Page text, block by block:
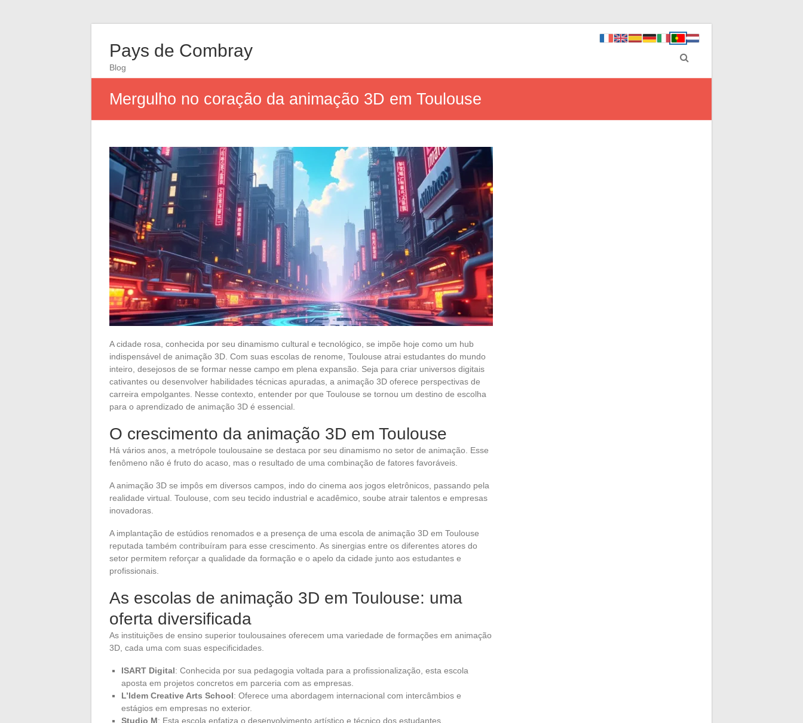
Pays de Combray
Blog
Mergulho no coração da animação 3D em Toulouse
A cidade rosa, conhecida por seu dinamismo cultural e tecnológico, se impõe hoje como um hub
indispensável de animação 3D. Com suas escolas de renome, Toulouse atrai estudantes do mundo
inteiro, desejosos de se formar nesse campo em plena expansão. Seja para criar universos digitais
cativantes ou desenvolver habilidades técnicas apuradas, a animação 3D oferece perspectivas de
carreira empolgantes. Nesse contexto, entender por que Toulouse se tornou um destino de escolha
para o aprendizado de animação 3D é essencial.
O crescimento da animação 3D em Toulouse
Há vários anos, a metrópole toulousaine se destaca por seu dinamismo no setor de animação. Esse
fenômeno não é fruto do acaso, mas o resultado de uma combinação de fatores favoráveis.
A animação 3D se impôs em diversos campos, indo do cinema aos jogos eletrônicos, passando pela
realidade virtual. Toulouse, com seu tecido industrial e acadêmico, soube atrair talentos e empresas
inovadoras.
A implantação de estúdios renomados e a presença de uma escola de animação 3D em Toulouse
reputada também contribuíram para esse crescimento. As sinergias entre os diferentes atores do
setor permitem reforçar a qualidade da formação e o apelo da cidade junto aos estudantes e
profissionais.
As escolas de animação 3D em Toulouse: uma
oferta diversificada
As instituições de ensino superior toulousaines oferecem uma variedade de formações em animação
3D, cada uma com suas especificidades.
ISART Digital: Conhecida por sua pedagogia voltada para a profissionalização, esta escola
aposta em projetos concretos em parceria com as empresas.
L’Idem Creative Arts School: Oferece uma abordagem internacional com intercâmbios e
estágios em empresas no exterior.
Studio M: Esta escola enfatiza o desenvolvimento artístico e técnico dos estudantes,